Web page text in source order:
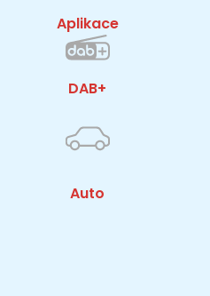
Aplikace
DAB+
Auto